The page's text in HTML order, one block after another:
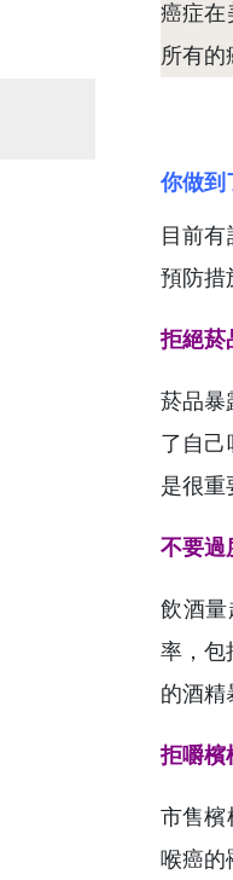
癌症在
所有的
你做到
目前
預防措
拒絕菸
菸品暴
了自己
是很重
不要過
飲酒
率，包
的酒精
拒嚼檳
市售檳
喉癌的